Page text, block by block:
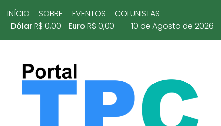
INÍCIO SOBRE EVENTOS
COLUNISTAS
DólarR$ 0,00 Euro R$ 0,00 10 de Agosto de 2026